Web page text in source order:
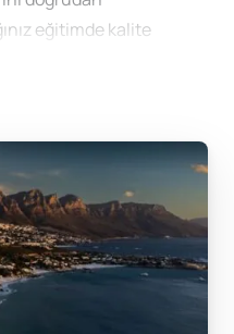
eğitimde kalite
Yoğun İngilizce, İş
özel eğitim seçenekleri
Cape Town